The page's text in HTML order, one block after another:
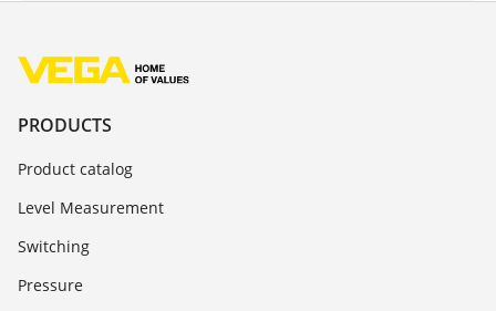
PRODUCTS
Product catalog
Level Measurement
Switching
Pressure